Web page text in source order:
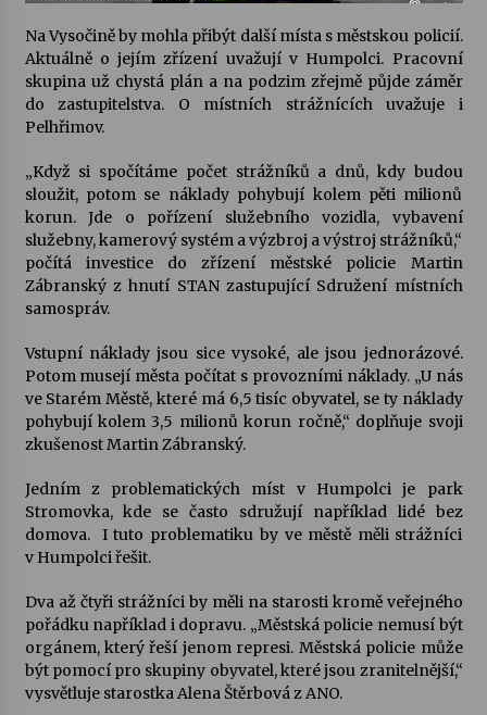
Ozvěny prázdnin
14. 7. 2026
Za kulturou kousek za Humpolec. V Želivě ožije
odkaz Josefa Čapka
13. 7. 2026
Varhanní recitál Michala Novenka v Klášteře
Petr Adamec – Malovaný svět
30. 6. 2026
Na Vysočině by mohla přibýt další místa s městskou policií.
Aktuálně o jejím zřízení uvažují v Humpolci. Pracovní
skupina už chystá plán a na podzim zřejmě půjde záměr
do zastupitelstva. O místních strážnících uvažuje i
Pelhřimov.
„Když si spočítáme počet strážníků a dnů, kdy budou
sloužit, potom se náklady pohybují kolem pěti milionů
korun. Jde o pořízení služebního vozidla, vybavení
služebny, kamerový systém a výzbroj a výstroj strážníků,“
počítá investice do zřízení městské policie Martin
Zábranský z hnutí STAN zastupující Sdružení místních
samospráv.
Vstupní náklady jsou sice vysoké, ale jsou jednorázové.
Potom musejí města počítat s provozními náklady. „U nás
ve Starém Městě, které má 6,5 tisíc obyvatel, se ty náklady
pohybují kolem 3,5 milionů korun ročně,“ doplňuje svoji
zkušenost Martin Zábranský.
Jedním z problematických míst v Humpolci je park
Stromovka, kde se často sdružují například lidé bez
domova. I tuto problematiku by ve městě měli strážníci
v Humpolci řešit.
Dva až čtyři strážníci by měli na starosti kromě veřejného
pořádku například i dopravu. „Městská policie nemusí být
orgánem, který řeší jenom represi. Městská policie může
být pomocí pro skupiny obyvatel, které jsou zranitelnější,“
vysvětluje starostka Alena Štěrbová z ANO.